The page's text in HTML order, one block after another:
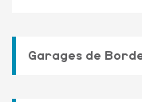
Garages de